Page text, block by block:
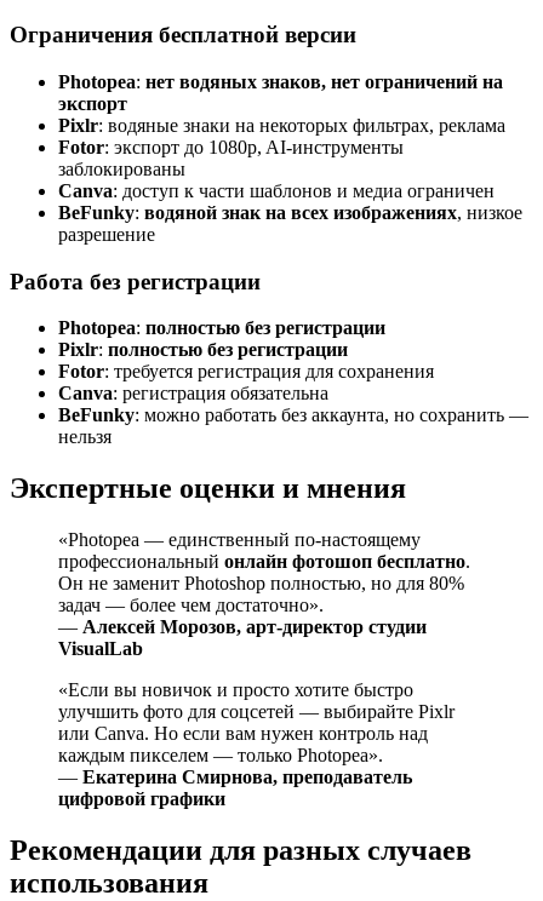
Ограничения бесплатной версии
Photopea: нет водяных знаков, нет ограничений на
экспорт
Pixlr: водяные знаки на некоторых фильтрах, реклама
Fotor: экспорт до 1080p, AI-инструменты
заблокированы
Canva: доступ к части шаблонов и медиа ограничен
BeFunky: водяной знак на всех изображениях, низкое
разрешение
Работа без регистрации
Photopea: полностью без регистрации
Pixlr: полностью без регистрации
Fotor: требуется регистрация для сохранения
Canva: регистрация обязательна
BeFunky: можно работать без аккаунта, но сохранить —
нельзя
Экспертные оценки и мнения
«Photopea — единственный по-настоящему
профессиональный онлайн фотошоп бесплатно.
Он не заменит Photoshop полностью, но для 80%
задач — более чем достаточно».
— Алексей Морозов, арт-директор студии
VisualLab
«Если вы новичок и просто хотите быстро
улучшить фото для соцсетей — выбирайте Pixlr
или Canva. Но если вам нужен контроль над
каждым пикселем — только Photopea».
— Екатерина Смирнова, преподаватель
цифровой графики
Рекомендации для разных случаев
использования